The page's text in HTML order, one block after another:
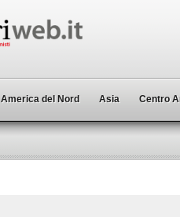
America del Nord Asia Centro